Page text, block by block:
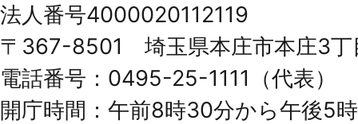
Honjo
City
法人番号4000020112119
〒367-8501 埼玉県本庄市本庄3丁
電話番号：0495-25-1111（代表）
開庁時間：午前8時30分から午後5